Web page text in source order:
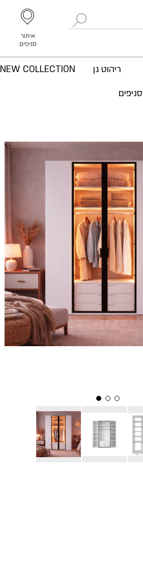
איתור
סניפים
ריהוט גן NEW COLLECTION
סניפים